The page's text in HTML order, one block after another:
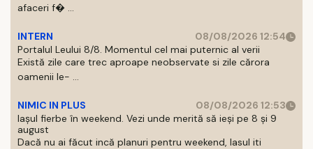
afaceri f� ...
INTERN
08/08/2026 12:54
Portalul Leului 8/8. Momentul cel mai puternic al verii
Există zile care trec aproape neobservate si zile cărora
oamenii le- ...
NIMIC IN PLUS
08/08/2026 12:53
Iașul fierbe în weekend. Vezi unde merită să ieși pe 8 și 9
august
Dacă nu ai făcut incă planuri pentru weekend, Iasul iti